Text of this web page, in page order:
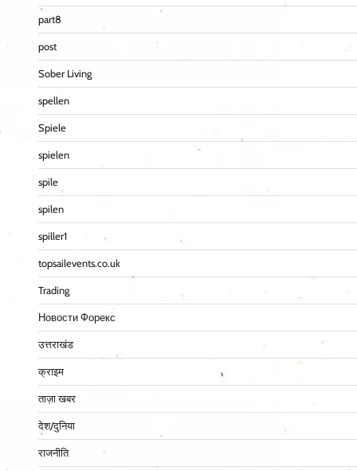
part8
post
Sober Living
spellen
Spiele
spielen
spile
spilen
spiller1
topsailevents.co.uk
Trading
Новости Форекс
उत्तराखंड
क्राइम
ताज़ा खबर
देश/दुनिया
राजनीति